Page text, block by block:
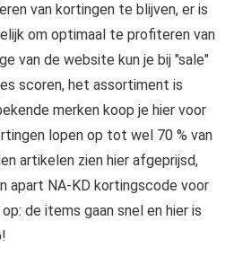
van kortingen te blijven, er is
om optimaal te profiteren van
van de website kun je bij "sale"
scoren, het assortiment is
merken koop je hier voor
lopen op tot wel 70 % van
artikelen zien hier afgeprijsd,
apart NA-KD kortingscode voor
de items gaan snel en hier is